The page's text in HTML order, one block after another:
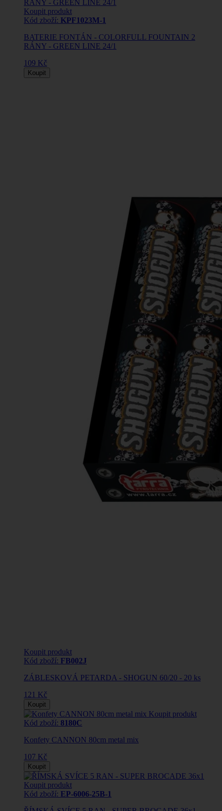
Koupit produkt
Kód zboží: KPF1023M-1
BATERIE FONTÁN - COLORFULL FOUNTAIN 2
RÁNY - GREEN LINE 24/1
109 Kč
Koupit
Koupit produkt
Kód zboží: FB002J
ZÁBLESKOVÁ PETARDA - SHOGUN 60/20 - 20 ks
121 Kč
Koupit
Koupit produkt
Kód zboží: 8180C
Konfety CANNON 80cm metal mix
107 Kč
Koupit
Koupit produkt
Kód zboží: EP-6006-25B-1